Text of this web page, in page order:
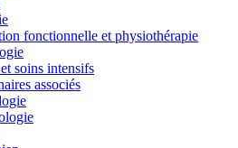
fonctionnelle et physiothérapie
soins intensifs
associés